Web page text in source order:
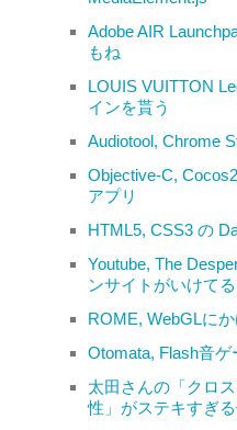
Adobe AIR
もね
LOUIS VUITTON
インを貰う
Audiotool, Chrome
Objective-C,
アプリ
HTML5, CSS3 の
Youtube, The
ンサイトがいけてる
ROME, WebGLに
Otomata, Flash音
太田さんの「クロ
性」がステキすぎ